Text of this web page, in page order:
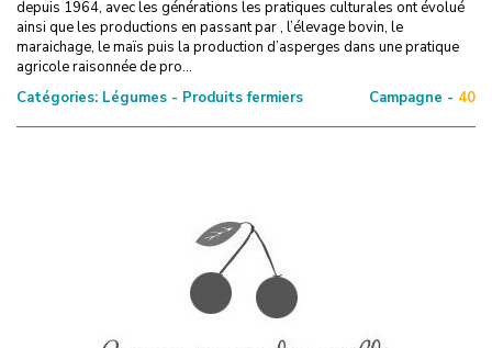
depuis 1964, avec les générations les pratiques culturales ont évolué
ainsi que les productions en passant par , l’élevage bovin, le
maraichage, le maïs puis la production d’asperges dans une pratique
agricole raisonnée de pro...
Catégories: Légumes - Produits fermiers Campagne - 40